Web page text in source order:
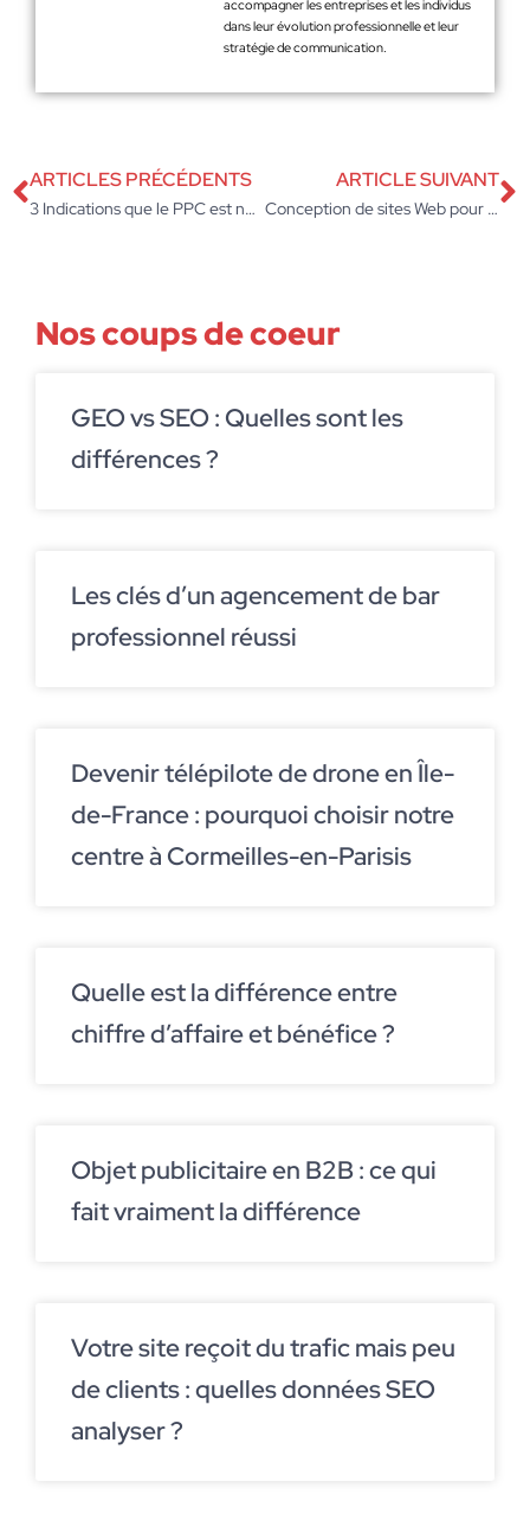
accompagner les entreprises et les individus
dans leur évolution professionnelle et leur
stratégie de communication.
ARTICLES PRÉCÉDENTS
3 Indications que le PPC est nécessaire pour votre petite entreprise
ARTICLE SUIVANT
Conception de sites Web pour les débutants : éléments vitaux d’un « site Web » d’une seule page
Nos coups de coeur
GEO vs SEO : Quelles sont les
différences ?
Les clés d’un agencement de bar
professionnel réussi
Devenir télépilote de drone en Île-
de-France : pourquoi choisir notre
centre à Cormeilles-en-Parisis
Quelle est la différence entre
chiffre d’affaire et bénéfice ?
Objet publicitaire en B2B : ce qui
fait vraiment la différence
Votre site reçoit du trafic mais peu
de clients : quelles données SEO
analyser ?